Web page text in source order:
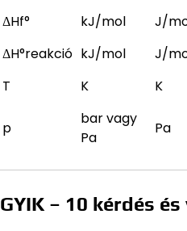
ΔHf° kJ/mol J/
ΔH°reakció kJ/mol J/
T
K K
p
bar vagy
Pa
Pa
GYIK – 10 kérdés